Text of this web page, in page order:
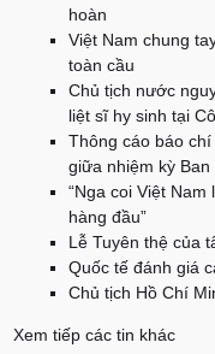
hoàn
Việt Nam chung
toàn cầu
Chủ tịch nước
liệt sĩ hy sinh tại
Thông cáo báo
giữa nhiệm kỳ
“Nga coi Việt
hàng đầu”
Lễ Tuyên thệ của
Quốc tế đánh giá
Chủ tịch Hồ Chí
Xem tiếp các tin khác